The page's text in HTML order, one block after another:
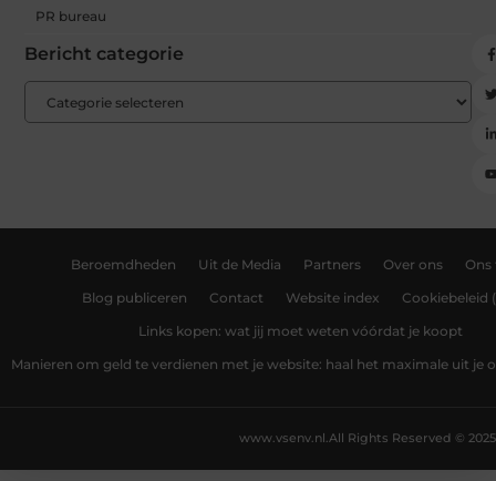
PR bureau
Bericht categorie
Beroemdheden Uit de Media Partners Over ons Ons
Blog publiceren Contact Website index Cookiebeleid
Links kopen: wat jij moet weten vóórdat je koopt
Manieren om geld te verdienen met je website: haal het maximale uit je
All Rights Reserved © 2025
www.vsenv.nl.